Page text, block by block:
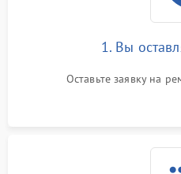
1. Вы
Оставьте заявку на